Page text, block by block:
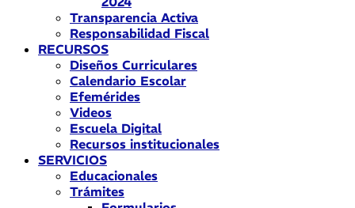
Transparencia Activa
Responsabilidad Fiscal
RECURSOS
Diseños Curriculares
Calendario Escolar
Efemérides
Videos
Escuela Digital
Recursos institucionales
SERVICIOS
Educacionales
Trámites